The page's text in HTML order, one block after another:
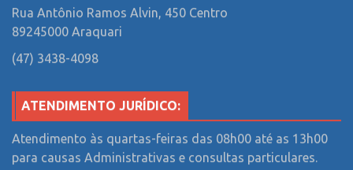
Rua Antônio Ramos Alvin, 450 Centro
89245000 Araquari
(47) 3438-4098
ATENDIMENTO JURÍDICO:
Atendimento às quartas-feiras das 08h00 até as 13h00
para causas Administrativas e consultas particulares.